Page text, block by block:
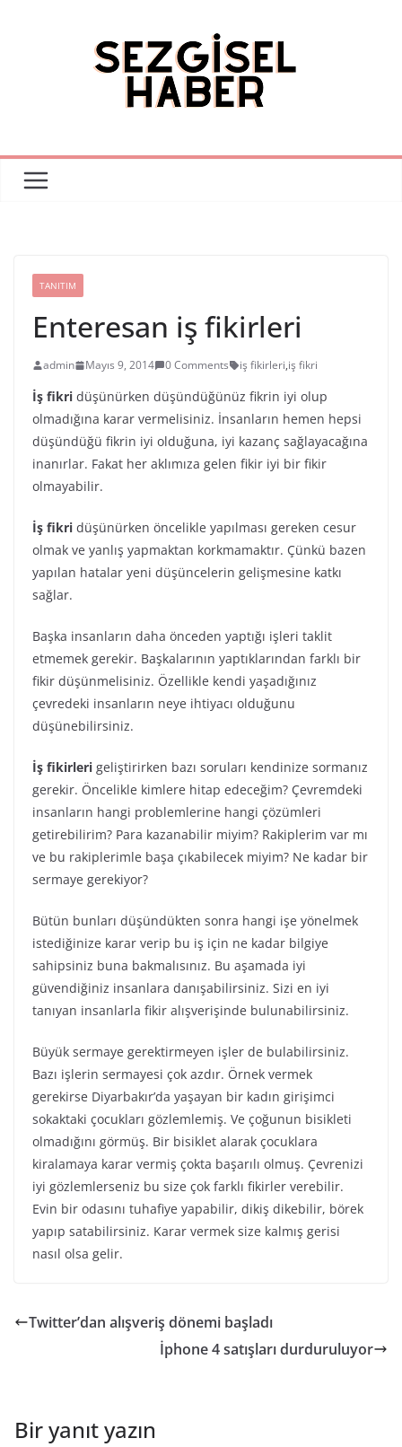
TANITIM
Enteresan iş fikirleri
admin Mayıs 9, 2014 0 Comments iş fikirleri,iş fikri
İş fikri düşünürken düşündüğünüz fikrin iyi olup
olmadığına karar vermelisiniz. İnsanların hemen hepsi
düşündüğü fikrin iyi olduğuna, iyi kazanç sağlayacağına
inanırlar. Fakat her aklımıza gelen fikir iyi bir fikir
olmayabilir.
İş fikri düşünürken öncelikle yapılması gereken cesur
olmak ve yanlış yapmaktan korkmamaktır. Çünkü bazen
yapılan hatalar yeni düşüncelerin gelişmesine katkı
sağlar.
Başka insanların daha önceden yaptığı işleri taklit
etmemek gerekir. Başkalarının yaptıklarından farklı bir
fikir düşünmelisiniz. Özellikle kendi yaşadığınız
çevredeki insanların neye ihtiyacı olduğunu
düşünebilirsiniz.
İş fikirleri geliştirirken bazı soruları kendinize sormanız
gerekir. Öncelikle kimlere hitap edeceğim? Çevremdeki
insanların hangi problemlerine hangi çözümleri
getirebilirim? Para kazanabilir miyim? Rakiplerim var mı
ve bu rakiplerimle başa çıkabilecek miyim? Ne kadar bir
sermaye gerekiyor?
Bütün bunları düşündükten sonra hangi işe yönelmek
istediğinize karar verip bu iş için ne kadar bilgiye
sahipsiniz buna bakmalısınız. Bu aşamada iyi
güvendiğiniz insanlara danışabilirsiniz. Sizi en iyi
tanıyan insanlarla fikir alışverişinde bulunabilirsiniz.
Büyük sermaye gerektirmeyen işler de bulabilirsiniz.
Bazı işlerin sermayesi çok azdır. Örnek vermek
gerekirse Diyarbakır’da yaşayan bir kadın girişimci
sokaktaki çocukları gözlemlemiş. Ve çoğunun bisikleti
olmadığını görmüş. Bir bisiklet alarak çocuklara
kiralamaya karar vermiş çokta başarılı olmuş. Çevrenizi
iyi gözlemlerseniz bu size çok farklı fikirler verebilir.
Evin bir odasını tuhafiye yapabilir, dikiş dikebilir, börek
yapıp satabilirsiniz. Karar vermek size kalmış gerisi
nasıl olsa gelir.
Twitter’dan alışveriş dönemi başladı
İphone 4 satışları durduruluyor
Bir yanıt yazın